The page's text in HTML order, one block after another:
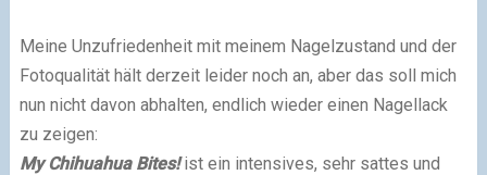
Meine Unzufriedenheit mit meinem Nagelzustand und der
Fotoqualität hält derzeit leider noch an, aber das soll mich
nun nicht davon abhalten, endlich wieder einen Nagellack
zu zeigen:
My Chihuahua Bites!ist ein intensives, sehr sattes und